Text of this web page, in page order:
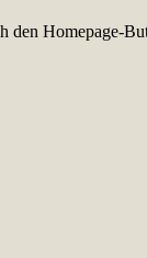
den Homepage-